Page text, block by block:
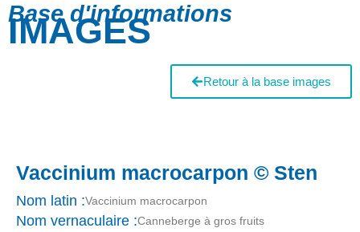
Base d'informations
IMAGES
Retour à la base images
Vaccinium macrocarpon © Sten
Nom latin :Vaccinium macrocarpon
Nom vernaculaire :Canneberge à gros fruits